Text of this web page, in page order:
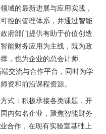
域的最新进展与应用实践，
控的管理体系，并通过智能
府部门提供有助于价值创造
能财务应用为主线，既为政
，也为企业的总会计师、
交流与合作平台，同时为学
资和前沿课程资源。
式：积极承接各类课题，开
内知名企业，聚焦智能财务
合作，在现有实验室基础上